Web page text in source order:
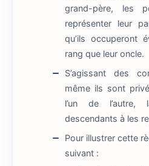
grand-père, les
représenter leur
qu’ils occuperont
rang que leur oncle.
S’agissant des
même ils sont
l’un de
descendants à les
Pour illustrer cette
suivant :